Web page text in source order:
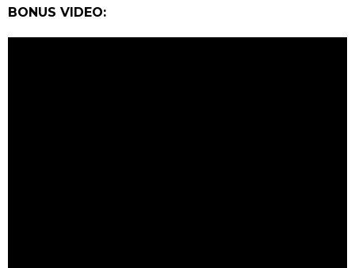
BONUS VIDEO: